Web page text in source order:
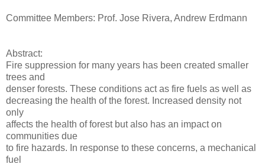
Committee Members: Prof. Jose Rivera, Andrew Erdmann
Abstract:
Fire suppression for many years has been created smaller
trees and
denser forests. These conditions act as fire fuels as well as
decreasing the health of the forest. Increased density not
only
affects the health of forest but also has an impact on
communities due
to fire hazards. In response to these concerns, a mechanical
fuel